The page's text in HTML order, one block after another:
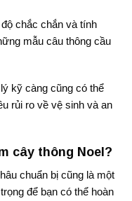
chắc chắn và tính
mẫu câu thông cầu
kỹ càng cũng có thể
rủi ro về vệ sinh và an
cây thông Noel?
chuẩn bị cũng là một
để bạn có thể hoàn